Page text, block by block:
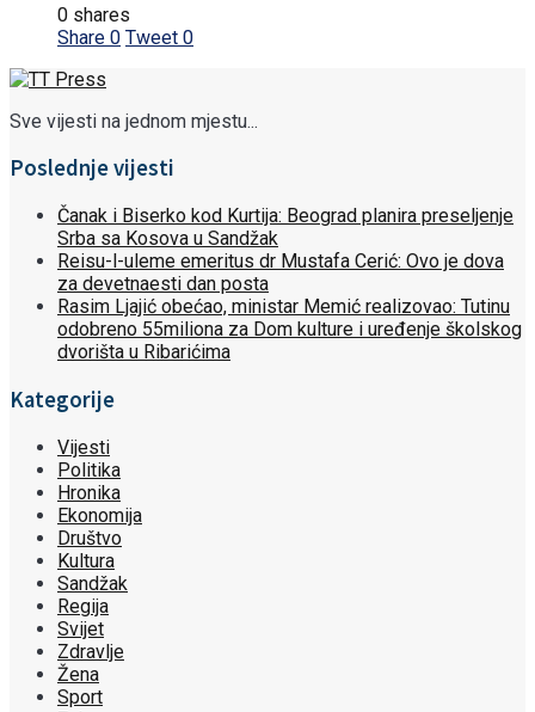
0 shares
Share 0 Tweet 0
Sve vijesti na jednom mjestu...
Poslednje vijesti
Čanak i Biserko kod Kurtija: Beograd planira preseljenje
Srba sa Kosova u Sandžak
Reisu-l-uleme emeritus dr Mustafa Cerić: Ovo je dova
za devetnaesti dan posta
Rasim Ljajić obećao, ministar Memić realizovao: Tutinu
odobreno 55miliona za Dom kulture i uređenje školskog
dvorišta u Ribarićima
Kategorije
Vijesti
Politika
Hronika
Ekonomija
Društvo
Kultura
Sandžak
Regija
Svijet
Zdravlje
Žena
Sport